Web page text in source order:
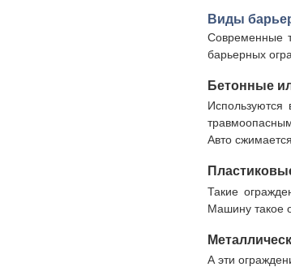
Виды
Современные
барьерных
Бетонные
Используются
Авто
Такие
Машину такое
А эти